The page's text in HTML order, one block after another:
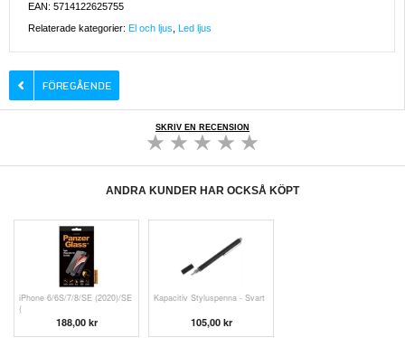
EAN: 5714122625755
Relaterade kategorier: El och ljus Led ljus
SKRIV EN RECENSION
ANDRA KUNDER HAR OCKSÅ KÖPT
iPhone 6/6S/7/8/SE (2020)/SE
(
188,00 kr
Kapacitiv Styluspenna - Svart
105,00 kr